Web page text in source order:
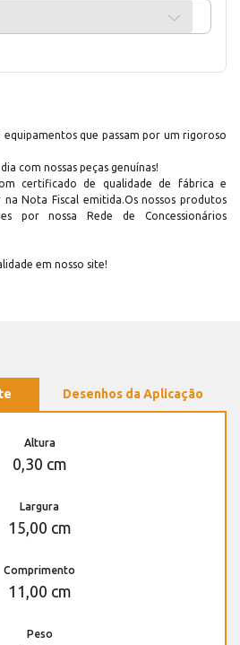
equipamentos que passam por um rigoroso
com nossas peças genuínas!
certificado de qualidade de fábrica e
Nota Fiscal emitida.Os nossos produtos
por nossa Rede de Concessionários
em nosso site!
Desenhos da Aplicação
Altura
0,30 cm
Largura
15,00 cm
Comprimento
11,00 cm
Peso